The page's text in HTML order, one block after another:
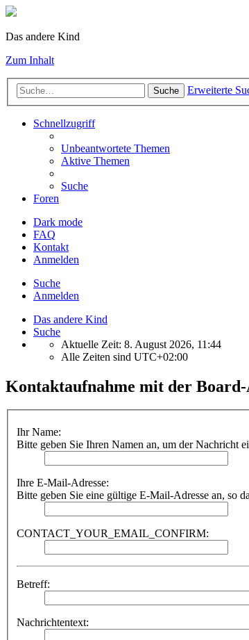
Das andere Kind
Zum Inhalt
Suche Erweiterte
Schnellzugriff
Unbeantwortete Themen
Aktive Themen
Suche
Foren
Dark mode
FAQ
Kontakt
Anmelden
Suche
Anmelden
Das andere Kind
Suche
Aktuelle Zeit: 8. August 2026, 11:44
Alle Zeiten sind UTC+02:00
Kontaktaufnahme mit der
Ihr Name:
Bitte geben Sie Ihren Namen an, um der Nachricht
Ihre E-Mail-Adresse:
Bitte geben Sie eine gültige E-Mail-Adresse an, so
CONTACT_YOUR_EMAIL_CONFIRM:
Betreff:
Nachrichtentext: